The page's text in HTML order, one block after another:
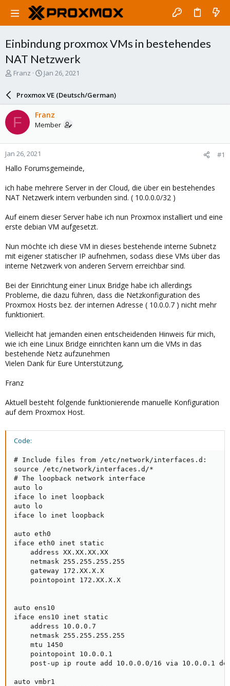
Einbindung proxmox VMs in bestehendes
NAT Netzwerk
T
a
d
s
t
a
r
t
e
Franz
S
a
r
d
a
e
Jan 26, 2021
Proxmox VE (Deutsch/German)
F Franz
Member
Jan 26, 2021 #1
Hallo Forumsgemeinde,
ich habe mehrere Server in der Cloud, die über ein bestehendes
NAT Netzwerk intern verbunden sind. ( 10.0.0.0/32 )
Auf einem dieser Server habe ich nun Proxmox installiert und eine
erste debian VM aufgesetzt.
Nun möchte ich diese VM in dieses bestehende interne Subnetz
mit eigener statischer IP aufnehmen, sodass diese VMs über das
interne Netzwerk von anderen Servern erreichbar sind.
Bei der Einrichtung einer Linux Bridge habe ich allerdings
Probleme, die dazu führen, dass die Netzkonfiguration des
Proxmox Hosts bez. der internen Adresse ( 10.0.0.7 ) nicht mehr
funktioniert.
Vielleicht hat jemanden einen entscheidenden Hinweis für mich,
wie ich eine Linux Bridge einrichten kann um die VMs in das
bestehende Netz aufzunehmen
Vielen Dank für Eure Unterstützung,
Franz
Aktuell besteht folgende funktionierende manuelle Konfiguration
auf dem Proxmox Host.
Code:
# Include files from /etc/network/interfaces.d:
source /etc/network/interfaces.d/*
# The loopback network interface
auto lo
iface lo inet loopback
auto lo
iface lo inet loopback
auto eth0
iface eth0 inet static
    address XX.XX.XX.XX
    netmask 255.255.255.255
    gateway 172.XX.X.X
    pointopoint 172.XX.X.X
auto ens10
iface ens10 inet static
    address 10.0.0.7
    netmask 255.255.255.255
    mtu 1450
    pointopoint 10.0.0.1
post-up ip route add 10.0.0.0/16 via 10.0.0.1
auto vmbr1